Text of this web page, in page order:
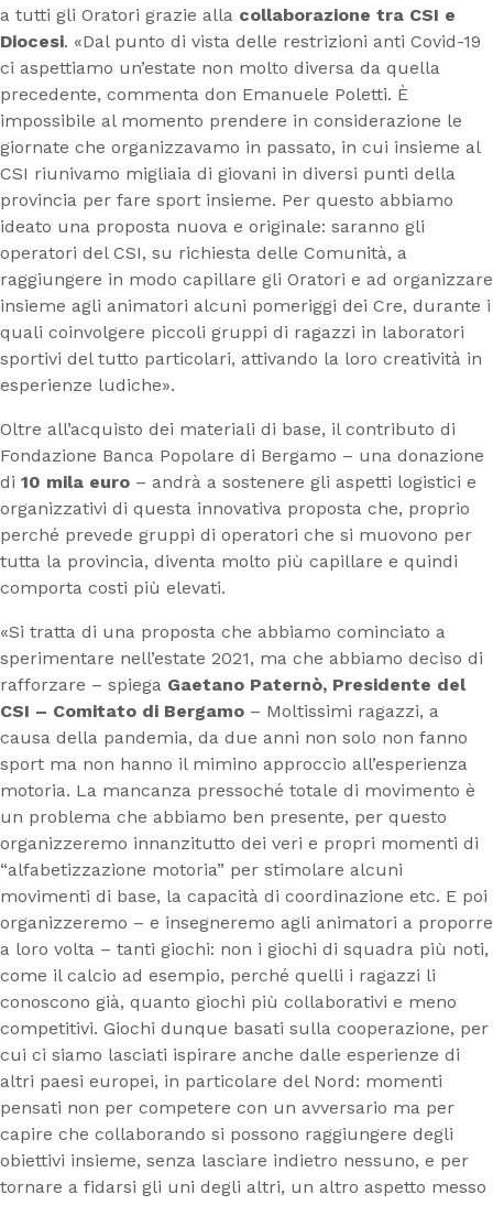
a tutti gli Oratori grazie alla collaborazione tra CSI e
Diocesi. «Dal punto di vista delle restrizioni anti Covid-19
ci aspettiamo un’estate non molto diversa da quella
precedente, commenta don Emanuele Poletti. È
impossibile al momento prendere in considerazione le
giornate che organizzavamo in passato, in cui insieme al
CSI riunivamo migliaia di giovani in diversi punti della
provincia per fare sport insieme. Per questo abbiamo
ideato una proposta nuova e originale: saranno gli
operatori del CSI, su richiesta delle Comunità, a
raggiungere in modo capillare gli Oratori e ad organizzare
insieme agli animatori alcuni pomeriggi dei Cre, durante i
quali coinvolgere piccoli gruppi di ragazzi in laboratori
sportivi del tutto particolari, attivando la loro creatività in
esperienze ludiche».
Oltre all’acquisto dei materiali di base, il contributo di
Fondazione Banca Popolare di Bergamo – una donazione
di 10 mila euro – andrà a sostenere gli aspetti logistici e
organizzativi di questa innovativa proposta che, proprio
perché prevede gruppi di operatori che si muovono per
tutta la provincia, diventa molto più capillare e quindi
comporta costi più elevati.
«Si tratta di una proposta che abbiamo cominciato a
sperimentare nell’estate 2021, ma che abbiamo deciso di
rafforzare – spiega Gaetano Paternò, Presidente del
CSI – Comitato di Bergamo – Moltissimi ragazzi, a
causa della pandemia, da due anni non solo non fanno
sport ma non hanno il mimino approccio all’esperienza
motoria. La mancanza pressoché totale di movimento è
un problema che abbiamo ben presente, per questo
organizzeremo innanzitutto dei veri e propri momenti di
“alfabetizzazione motoria” per stimolare alcuni
movimenti di base, la capacità di coordinazione etc. E poi
organizzeremo – e insegneremo agli animatori a proporre
a loro volta – tanti giochi: non i giochi di squadra più noti,
come il calcio ad esempio, perché quelli i ragazzi li
conoscono già, quanto giochi più collaborativi e meno
competitivi. Giochi dunque basati sulla cooperazione, per
cui ci siamo lasciati ispirare anche dalle esperienze di
altri paesi europei, in particolare del Nord: momenti
pensati non per competere con un avversario ma per
capire che collaborando si possono raggiungere degli
obiettivi insieme, senza lasciare indietro nessuno, e per
tornare a fidarsi gli uni degli altri, un altro aspetto messo